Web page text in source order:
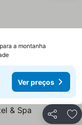
a montanha
Ver preços
Partilhar